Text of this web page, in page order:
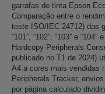
garrafas de tinta Epson
Comparação entre o
teste ISO/IEC 24712) das
“101”, “102”, “103” e
Hardcopy Peripherals
publicado no T1 de 2024)
A4 a cores mais vendidas
Peripherals Tracker,
por página calculado